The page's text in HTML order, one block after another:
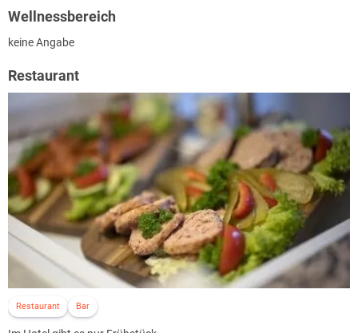
Wellnessbereich
keine Angabe
Restaurant
Restaurant Bar